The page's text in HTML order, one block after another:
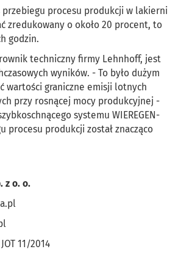
przebiegu procesu produkcji w lakierni
zredukowany o około 20 procent, to
godzin.
techniczny firmy Lehnhoff, jest
wyników. - To było dużym
wartości graniczne emisji lotnych
przy rosnącej mocy produkcyjnej -
systemu WIEREGEN-
procesu produkcji został znacząco
z o. o.
11/2014